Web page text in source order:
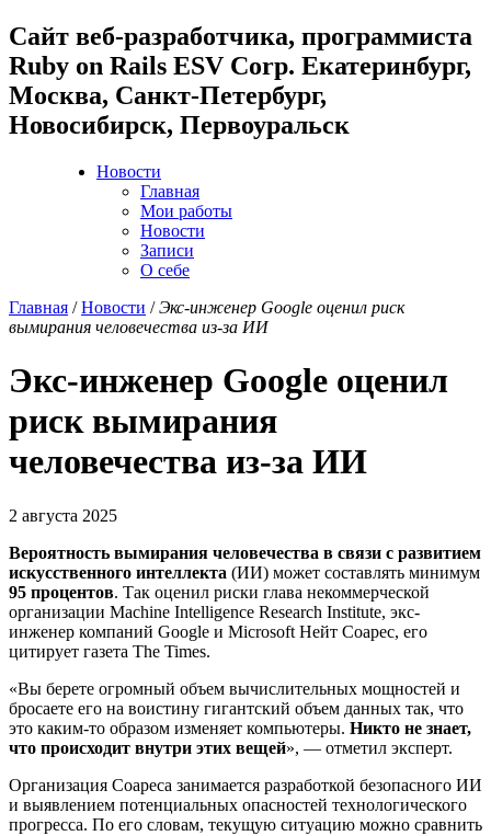
Cайт веб-разработчика, программиста
Ruby on Rails ESV Corp. Екатеринбург,
Москва, Санкт-Петербург,
Новосибирск, Первоуральск
Новости
Главная
Мои работы
Новости
Записи
О себе
Главная /Новости /Экс-инженер Google оценил риск
вымирания человечества из-за ИИ
Экс-инженер Google оценил
риск вымирания
человечества из-за ИИ
2 августа 2025
Вероятность вымирания человечества в связи с развитием
искусственного интеллекта (ИИ) может составлять минимум
95 процентов. Так оценил риски глава некоммерческой
организации Machine Intelligence Research Institute, экс-
инженер компаний Google и Microsoft Нейт Соарес, его
цитирует газета The Times.
«Вы берете огромный объем вычислительных мощностей и
бросаете его на воистину гигантский объем данных так, что
это каким-то образом изменяет компьютеры. Никто не знает,
что происходит внутри этих вещей», — отметил эксперт.
Организация Соареса занимается разработкой безопасного ИИ
и выявлением потенциальных опасностей технологического
прогресса. По его словам, текущую ситуацию можно сравнить